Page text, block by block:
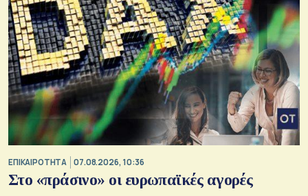
ΕΠΙΚΑΙΡΟΤΗΤΑ 07.08.2026, 10:36
Στο «πράσινο» οι ευρωπαϊκές αγορές